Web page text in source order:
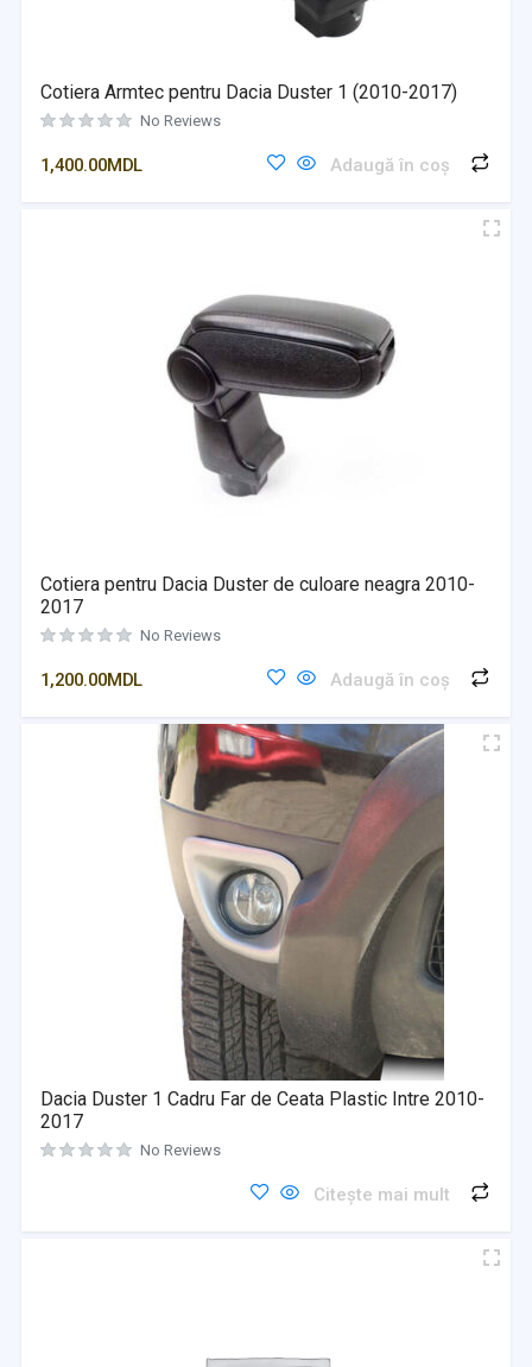
Cotiera Armtec pentru Dacia Duster 1 (2010-2017)
No Reviews
1,400.00MDL Adaugă în coș
Cotiera pentru Dacia Duster de culoare neagra 2010-
2017
No Reviews
1,200.00MDL Adaugă în coș
Dacia Duster 1 Cadru Far de Ceata Plastic Intre 2010-
2017
No Reviews
Citește mai mult